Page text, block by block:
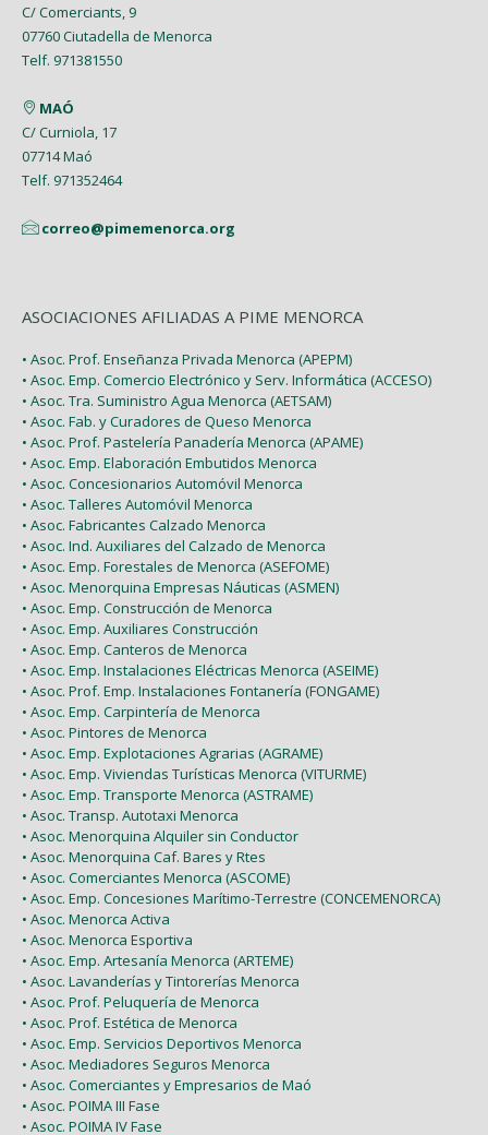
C/ Comerciants, 9
07760 Ciutadella de Menorca
Telf. 971381550
MAÓ
C/ Curniola, 17
07714 Maó
Telf. 971352464
correo@pimemenorca.org
ASOCIACIONES AFILIADAS A PIME MENORCA
• Asoc. Prof. Enseñanza Privada Menorca (APEPM)
• Asoc. Emp. Comercio Electrónico y Serv. Informática (ACCESO)
• Asoc. Tra. Suministro Agua Menorca (AETSAM)
• Asoc. Fab. y Curadores de Queso Menorca
• Asoc. Prof. Pastelería Panadería Menorca (APAME)
• Asoc. Emp. Elaboración Embutidos Menorca
• Asoc. Concesionarios Automóvil Menorca
• Asoc. Talleres Automóvil Menorca
• Asoc. Fabricantes Calzado Menorca
• Asoc. Ind. Auxiliares del Calzado de Menorca
• Asoc. Emp. Forestales de Menorca (ASEFOME)
• Asoc. Menorquina Empresas Náuticas (ASMEN)
• Asoc. Emp. Construcción de Menorca
• Asoc. Emp. Auxiliares Construcción
• Asoc. Emp. Canteros de Menorca
• Asoc. Emp. Instalaciones Eléctricas Menorca (ASEIME)
• Asoc. Prof. Emp. Instalaciones Fontanería (FONGAME)
• Asoc. Emp. Carpintería de Menorca
• Asoc. Pintores de Menorca
• Asoc. Emp. Explotaciones Agrarias (AGRAME)
• Asoc. Emp. Viviendas Turísticas Menorca (VITURME)
• Asoc. Emp. Transporte Menorca (ASTRAME)
• Asoc. Transp. Autotaxi Menorca
• Asoc. Menorquina Alquiler sin Conductor
• Asoc. Menorquina Caf. Bares y Rtes
• Asoc. Comerciantes Menorca (ASCOME)
• Asoc. Emp. Concesiones Marítimo-Terrestre (CONCEMENORCA)
• Asoc. Menorca Activa
• Asoc. Menorca Esportiva
• Asoc. Emp. Artesanía Menorca (ARTEME)
• Asoc. Lavanderías y Tintorerías Menorca
• Asoc. Prof. Peluquería de Menorca
• Asoc. Prof. Estética de Menorca
• Asoc. Emp. Servicios Deportivos Menorca
• Asoc. Mediadores Seguros Menorca
• Asoc. Comerciantes y Empresarios de Maó
• Asoc. POIMA III Fase
• Asoc. POIMA IV Fase